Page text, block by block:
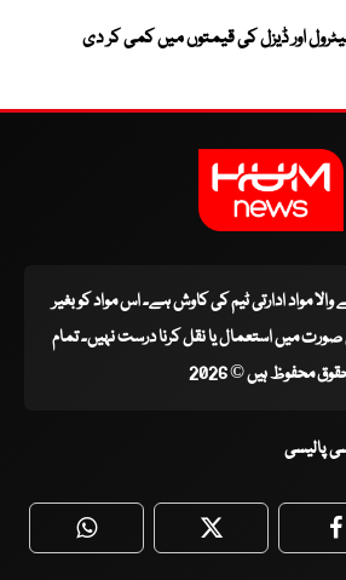
اور ڈیزل کی قیمتوں میں کمی کر دی
والا مواد ادارتی ٹیم کی کاوش ہے۔ اس مواد کو بغیر
میں استعمال یا نقل کرنا درست نہیں۔ تمام
محفوظ ہیں © 2026
پالیسی
WhatsApp Twitter